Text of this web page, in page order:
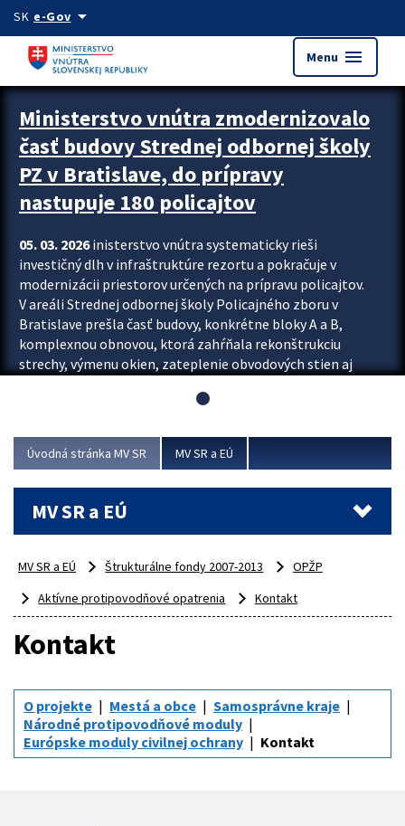
Preskocit na hlavný obsah
SK e-Govarrow_drop_down
Menu menu
Ministerstvo vnútra zmodernizovalo
časť budovy Strednej odbornej školy
PZ v Bratislave, do prípravy
nastupuje 180 policajtov
05. 03. 2026inisterstvo vnútra systematicky rieši
investičný dlh v infraštruktúre rezortu a pokračuje v
modernizácii priestorov určených na prípravu policajtov.
V areáli Strednej odbornej školy Policajného zboru v
Bratislave prešla časť budovy, konkrétne bloky A a B,
komplexnou obnovou, ktorá zahŕňala rekonštrukciu
strechy, výmenu okien, zateplenie obvodových stien aj
aj interiéru, kde vznikli nové učebne a moderné
Viac
Úvodná stránka MV SR MV SR a EÚ
MV SR a EÚ
MV SR a EÚ Štrukturálne fondy 2007-2013
OPŽP
Aktívne protipovodňové opatrenia
Kontakt
Kontakt
O projekte Mestá a obce
Samosprávne kraje
Národné protipovodňové moduly
Európske moduly civilnej ochrany
Kontakt